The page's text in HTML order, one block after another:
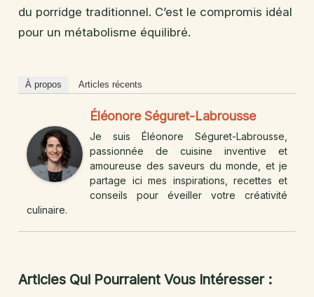
du porridge traditionnel. C’est le compromis idéal
pour un métabolisme équilibré.
À propos Articles récents
Éléonore Séguret-Labrousse
Je suis Éléonore Séguret-Labrousse,
passionnée de cuisine inventive et
amoureuse des saveurs du monde, et je
partage ici mes inspirations, recettes et
conseils pour éveiller votre créativité
culinaire.
Articles Qui Pourraient Vous Intéresser :